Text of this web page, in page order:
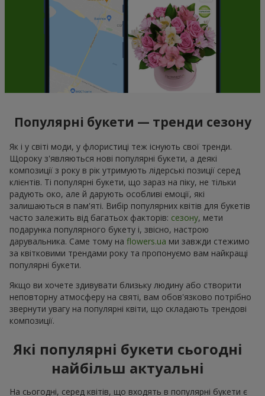
Популярні букети — тренди сезону
Як і у світі моди, у флористиці теж існують свої тренди.
Щороку з'являються нові популярні букети, а деякі
композиції з року в рік утримують лідерські позиції серед
клієнтів. Ті популярні букети, що зараз на піку, не тільки
радують око, але й дарують особливі емоції, які
залишаються в пам'яті. Вибір популярних квітів для букетів
часто залежить від багатьох факторів: сезону, мети
подарунка популярного букету і, звісно, настрою
дарувальника. Саме тому на flowers.ua ми завжди стежимо
за квітковими трендами року та пропонуємо вам найкращі
популярні букети.
Якщо ви хочете здивувати близьку людину або створити
неповторну атмосферу на святі, вам обов'язково потрібно
звернути увагу на популярні квіти, що складають трендові
композиції.
Які популярні букети сьогодні
найбільш актуальні
На сьогодні, серед квітів, що входять в популярні букети є